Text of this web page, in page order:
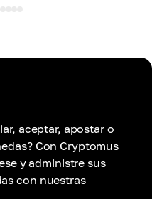
aceptar, apostar o
Con Cryptomus
y administre sus
con nuestras